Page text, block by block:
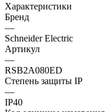
Характеристики
Бренд
—
Schneider Electric
Артикул
—
RSB2A080ED
Степень защиты IP
—
IP40